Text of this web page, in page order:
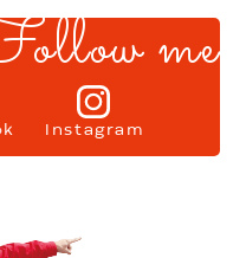
me
Instagram